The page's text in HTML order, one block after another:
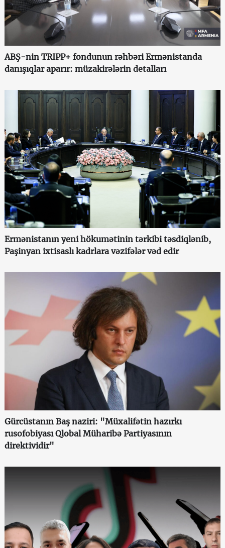
ABŞ-nin TRIPP+ fondunun rəhbəri Ermənistanda
danışıqlar aparır: müzakirələrin detalları
Ermənistanın yeni hökumətinin tərkibi təsdiqlənib,
Paşinyan ixtisaslı kadrlara vəzifələr vəd edir
Gürcüstanın Baş naziri: "Müxalifətin hazırkı
rusofobiyası Qlobal Müharibə Partiyasının
direktividir"